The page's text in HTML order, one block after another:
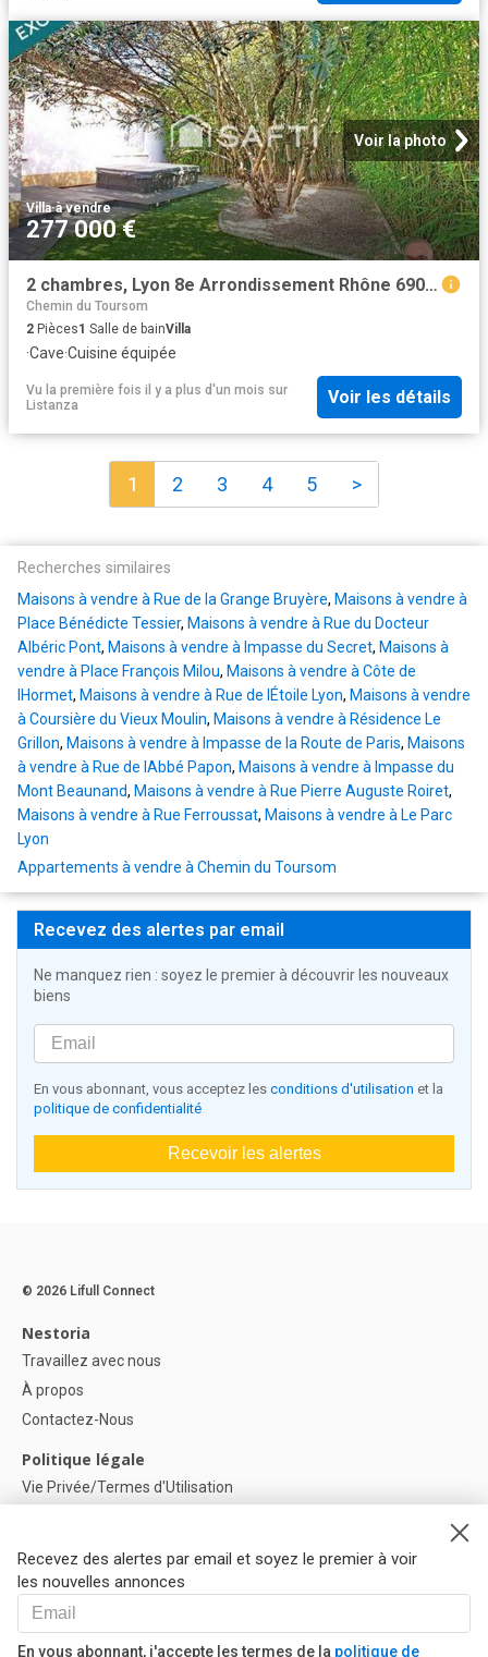
Voir la photo
Villa·à vendre
277 000 €
2 chambres, Lyon 8e Arrondissement Rhône 69008 100019267
Chemin du Toursom
2 Pièces1 Salle de bainVilla
·Cave·Cuisine équipée
Vu la première fois il y a plus d'un mois sur
Listanza
Voir les détails
1 2 3 4 5 >
Recherches similaires
Maisons à vendre à Rue de la Grange Bruyère, Maisons à vendre à
Place Bénédicte Tessier, Maisons à vendre à Rue du Docteur
Albéric Pont, Maisons à vendre à Impasse du Secret, Maisons à
vendre à Place François Milou, Maisons à vendre à Côte de
lHormet, Maisons à vendre à Rue de lÉtoile Lyon, Maisons à vendre
à Coursière du Vieux Moulin, Maisons à vendre à Résidence Le
Grillon, Maisons à vendre à Impasse de la Route de Paris, Maisons
à vendre à Rue de lAbbé Papon, Maisons à vendre à Impasse du
Mont Beaunand, Maisons à vendre à Rue Pierre Auguste Roiret,
Maisons à vendre à Rue Ferroussat, Maisons à vendre à Le Parc
Lyon
Appartements à vendre à Chemin du Toursom
Recevez des alertes par email
Ne manquez rien : soyez le premier à découvrir les nouveaux
biens
En vous abonnant, vous acceptez les conditions d'utilisation et la
politique de confidentialité
Recevoir les alertes
Recevez des alertes par email et soyez le premier à voir
les nouvelles annonces
En vous abonnant, j'accepte les termes de la politique de
© 2026 Lifull Connect
Nestoria
Travaillez avec nous
À propos
Contactez-Nous
Politique légale
Vie Privée/Termes d'Utilisation
Paramètres des cookies
Aide
FAQ